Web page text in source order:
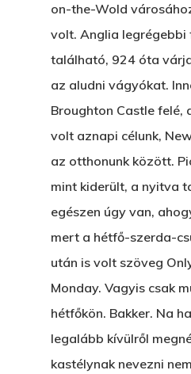
on-the-Wold
volt. Anglia
található, 924 óta
az aludni vágyókat.
Broughton Castle felé,
volt aznapi célunk,
az otthonunk között.
mint kiderült, a nyitva
egészen úgy van,
mert a hétfő-szerda-
után is volt szöveg
Monday. Vagyis csak
hétfőkön. Bakker. Na
legalább kívülről
kastélynak nevezni